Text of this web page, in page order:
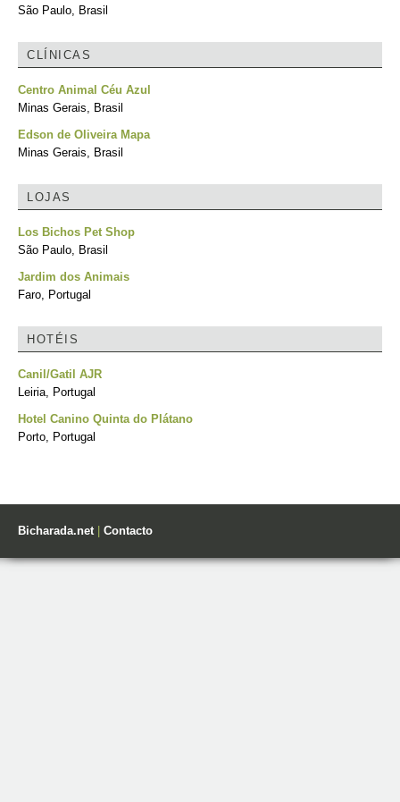
São Paulo, Brasil
CLÍNICAS
Centro Animal Céu Azul
Minas Gerais, Brasil
Edson de Oliveira Mapa
Minas Gerais, Brasil
LOJAS
Los Bichos Pet Shop
São Paulo, Brasil
Jardim dos Animais
Faro, Portugal
HOTÉIS
Canil/Gatil AJR
Leiria, Portugal
Hotel Canino Quinta do Plátano
Porto, Portugal
Bicharada.net| Contacto